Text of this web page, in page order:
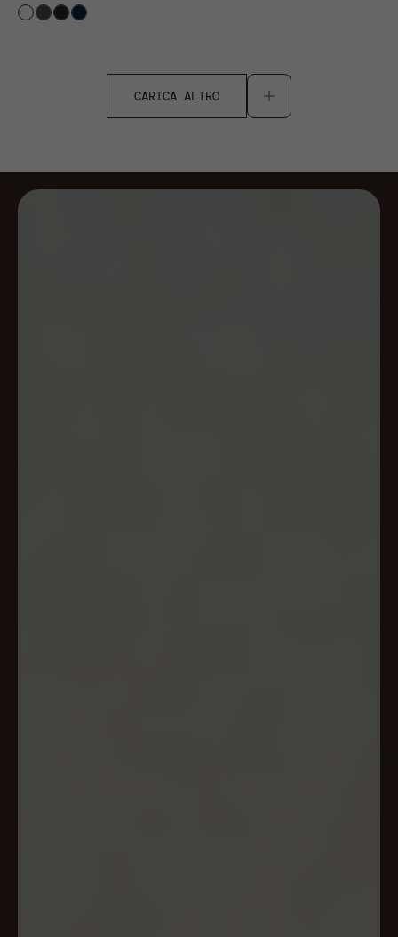
CARICA ALTRO